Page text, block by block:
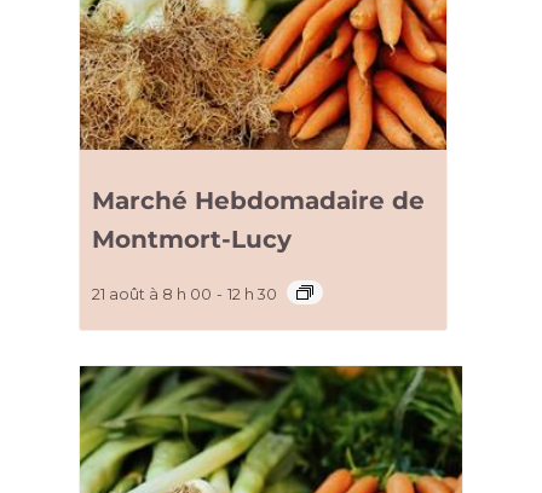
Marché Hebdomadaire de
Montmort-Lucy
21 août à 8 h 00 - 12 h 30